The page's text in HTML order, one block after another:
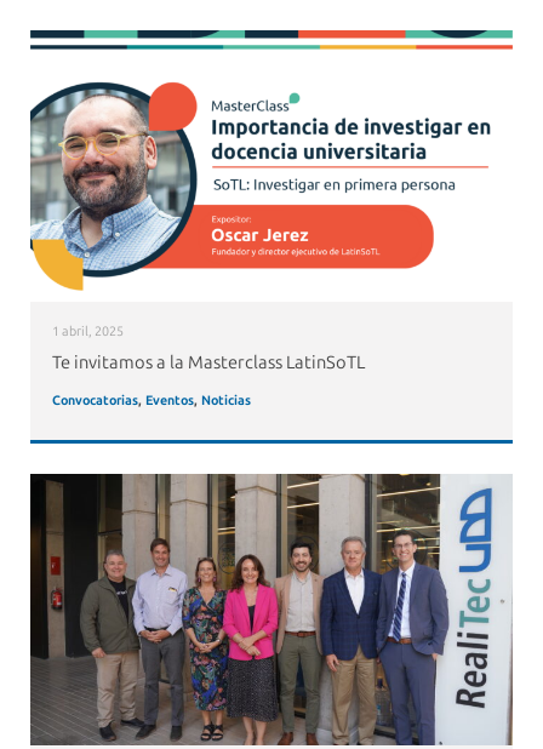
1 abril, 2025
Te invitamos a la Masterclass LatinSoTL
Convocatorias, Eventos, Noticias